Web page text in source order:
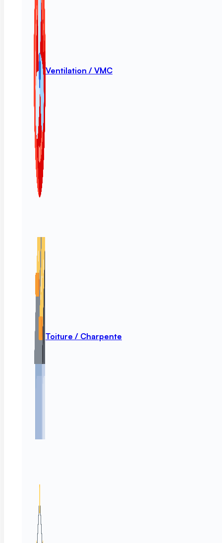
Ventilation / VMC
Toiture / Charpente